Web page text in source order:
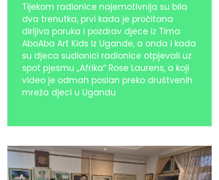
Tijekom radionice najemotivnija su bila
dva trenutka, prvi kada je pročitana
dirljiva poruka i pozdrav djece iz Tima
AboAba Art Kids iz Ugande, a onda i kada
su djeca sudionici radionice otpjevali uz
spot pjesmu „Afrika“ Rose Laurens, a koji
video je odmah poslan preko društvenih
mreža djeci u Ugandu